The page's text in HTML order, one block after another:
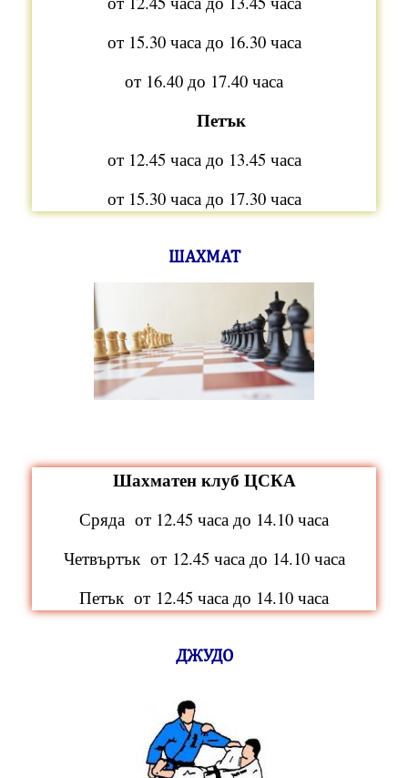
от 15.30 часа до 16.30 часа
от 16.40 до 17.40 часа
Петък
от 12.45 часа до 13.45 часа
от 15.30 часа до 17.30 часа
ШАХМАТ
Шахматен клуб ЦСКА
Сряда от 12.45 часа до 14.10 часа
Четвъртък от 12.45 часа до 14.10 часа
Петък от 12.45 часа до 14.10 часа
ДЖУДО